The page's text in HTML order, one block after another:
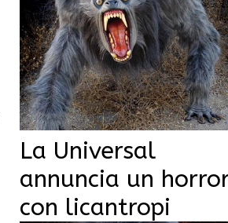
La Universal
annuncia un
con licantropi